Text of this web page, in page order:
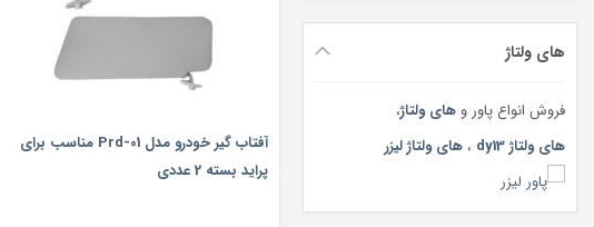
های ولتاژ
فروش انواع پاور و های ولتاژ،
های ولتاژ dy13
، های ولتاژ لیزر
آفتاب گیر خودرو مدل Prd-01 مناسب برای
پراید بسته 2 عددی